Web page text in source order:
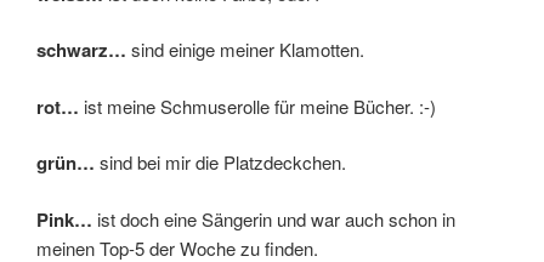
schwarz… sind einige meiner Klamotten.
rot… ist meine Schmuserolle für meine Bücher. :-)
grün… sind bei mir die Platzdeckchen.
Pink… ist doch eine Sängerin und war auch schon in
meinen Top-5 der Woche zu finden.